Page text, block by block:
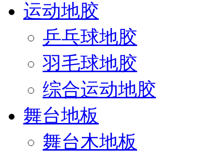
运动地胶
乒乓球地胶
羽毛球地胶
综合运动地胶
舞台地板
舞台木地板